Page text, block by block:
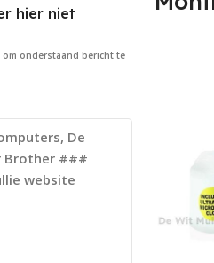
hier niet
om onderstaand bericht te